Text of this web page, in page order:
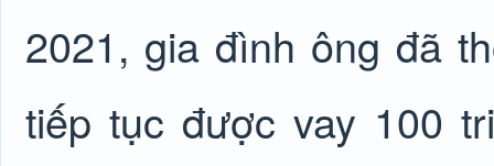
2021, gia đình ông đã
tiếp tục được vay 100